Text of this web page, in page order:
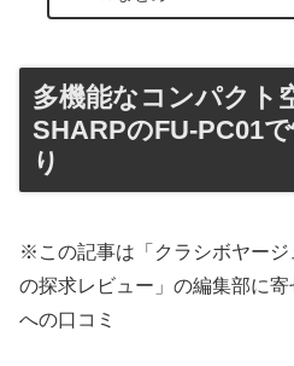
多機能なコンパクト
SHARPのFU-PC01
り
※この記事は「クラシボヤージ
の探求レビュー」の編集部に
への口コミ